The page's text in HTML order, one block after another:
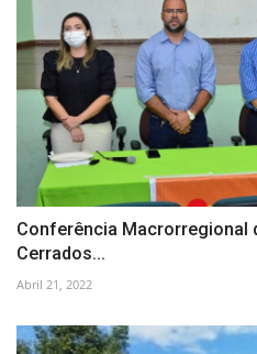
Conferência Macrorregional
Cerrados...
Abril 21, 2022